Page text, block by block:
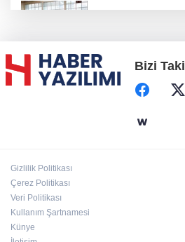
Başkent'in
sürüyor
Bizi
Gizlilik Politikası
Çerez Politikası
Veri Politikası
Kullanım Şartnamesi
Künye